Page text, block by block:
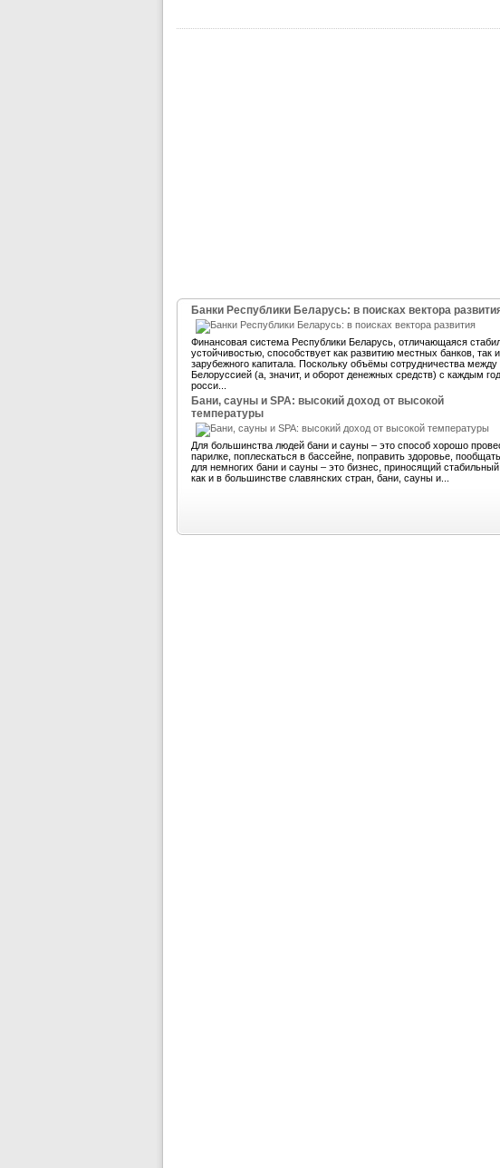
Банки Республики Беларусь: в поисках вектора
Финансовая система Республики Беларусь, отличающаяся
устойчивостью, способствует как развитию местных банков, так
зарубежного капитала. Поскольку объёмы сотрудничества
Белоруссией (а, значит, и оборот денежных средств) с каждым
росси...
Бани, сауны и SPA: высокий доход от высокой
температуры
Для большинства людей бани и сауны – это способ хорошо
парилке, поплескаться в бассейне, поправить здоровье,
для немногих бани и сауны – это бизнес, приносящий
как и в большинстве славянских стран, бани, сауны и...